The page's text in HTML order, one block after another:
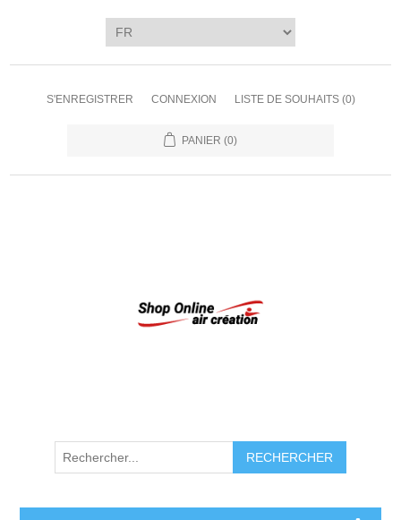
S'ENREGISTRER CONNEXION LISTE DE SOUHAITS (0)
PANIER (0)
RECHERCHER